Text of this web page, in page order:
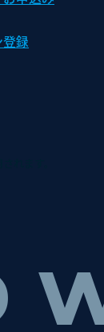
録